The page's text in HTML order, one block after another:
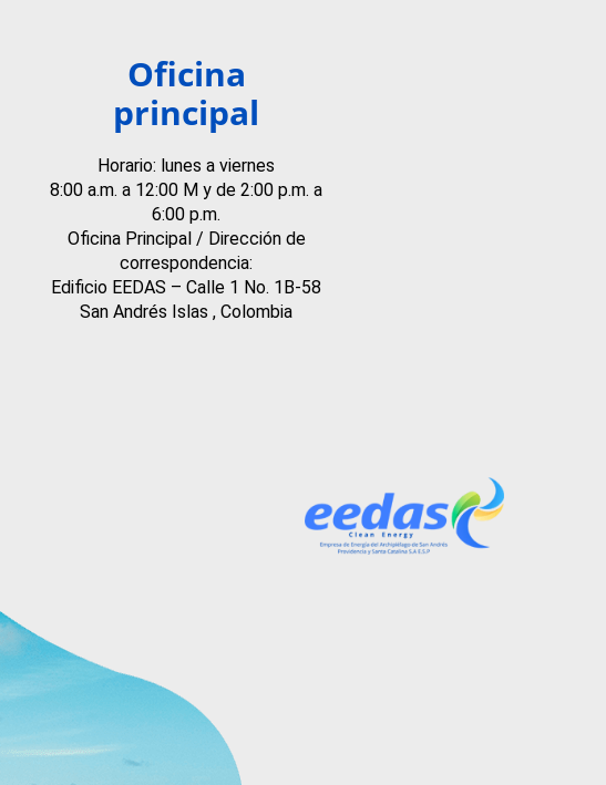
Oficina
principal
Horario: lunes a viernes
8:00 a.m. a 12:00 M y de 2:00 p.m. a
6:00 p.m.
Oficina Principal / Dirección de
correspondencia:
Edificio EEDAS – Calle 1 No. 1B-58
San Andrés Islas , Colombia